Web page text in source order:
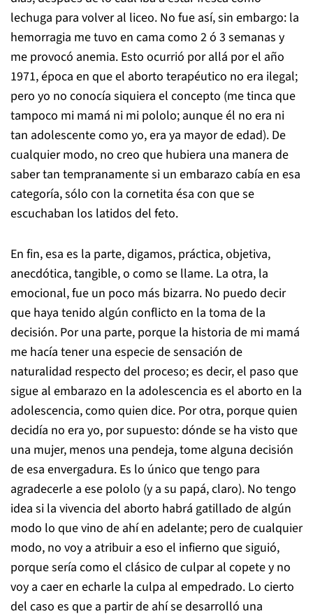
lechuga para volver al liceo. No fue así, sin embargo: la
hemorragia me tuvo en cama como 2 ó 3 semanas y
me provocó anemia. Esto ocurrió por allá por el año
1971, época en que el aborto terapéutico no era ilegal;
pero yo no conocía siquiera el concepto (me tinca que
tampoco mi mamá ni mi pololo; aunque él no era ni
tan adolescente como yo, era ya mayor de edad). De
cualquier modo, no creo que hubiera una manera de
saber tan tempranamente si un embarazo cabía en esa
categoría, sólo con la cornetita ésa con que se
escuchaban los latidos del feto.
En fin, esa es la parte, digamos, práctica, objetiva,
anecdótica, tangible, o como se llame. La otra, la
emocional, fue un poco más bizarra. No puedo decir
que haya tenido algún conflicto en la toma de la
decisión. Por una parte, porque la historia de mi mamá
me hacía tener una especie de sensación de
naturalidad respecto del proceso; es decir, el paso que
sigue al embarazo en la adolescencia es el aborto en la
adolescencia, como quien dice. Por otra, porque quien
decidía no era yo, por supuesto: dónde se ha visto que
una mujer, menos una pendeja, tome alguna decisión
de esa envergadura. Es lo único que tengo para
agradecerle a ese pololo (y a su papá, claro). No tengo
idea si la vivencia del aborto habrá gatillado de algún
modo lo que vino de ahí en adelante; pero de cualquier
modo, no voy a atribuir a eso el infierno que siguió,
porque sería como el clásico de culpar al copete y no
voy a caer en echarle la culpa al empedrado. Lo cierto
del caso es que a partir de ahí se desarrolló una